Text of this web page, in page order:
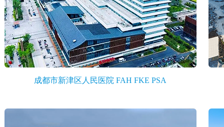
成都市新津区人民医院 FAH FKE PSA